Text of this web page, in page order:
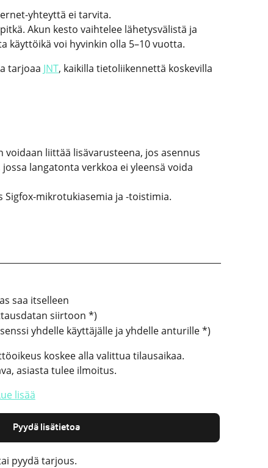
yhteyttä ei tarvita.
Akun kesto vaihtelee lähetysvälistä ja
käyttöikä voi hyvinkin olla 5–10 vuotta.
tarjoaa JNT, kaikilla tietoliikennettä koskevilla
liittää lisävarusteena, jos asennus
langatonta verkkoa ei yleensä voida
Sigfox-mikrotukiasemia ja -toistimia.
saa itselleen
siirtoon *)
yhdelle käyttäjälle ja yhdelle anturille *)
koskee alla valittua tilausaikaa.
asiasta tulee ilmoitus.
lisää
Pyydä lisätietoa
pyydä tarjous.